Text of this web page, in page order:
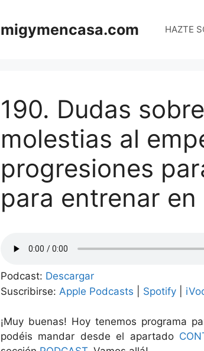
migymencasa.com HAZTE
190. Dudas
molestias al
progresiones
para entrenar
Podcast: Descargar
Suscribirse: Apple Podcasts Spotify
¡Muy buenas! Hoy tenemos programa
podéis mandar desde el apartado